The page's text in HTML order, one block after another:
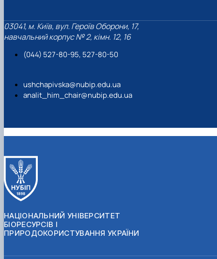
03041, м. Київ, вул. Героїв Оборони, 17,
навчальний корпус № 2, кімн. 12, 16
(044) 527-80-95, 527-80-50
ushchapivska@nubip.edu.ua
analit_him_chair@nubip.edu.ua
НАЦІОНАЛЬНИЙ УНІВЕРСИТЕТ
БІОРЕСУРСІВ І
ПРИРОДОКОРИСТУВАННЯ УКРАЇНИ